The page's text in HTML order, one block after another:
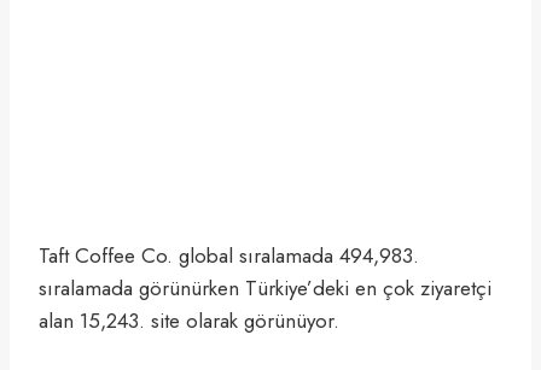
Taft Coffee Co. global sıralamada 494,983.
sıralamada görünürken Türkiye’deki en çok ziyaretçi
alan 15,243. site olarak görünüyor.